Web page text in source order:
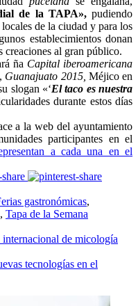
de la TAPA»,pudiendo
locales de la ciudad y para los
establecimientos donan
creaciones al gran público.
ña Capital iberoamericana
Guanajuato 2015, Méjico en
slogan «‘El taco es nuestra
durante estos días
a la web del ayuntamiento
participantes en el
a cada una en el
gastronómicas,
, Tapa de la Semana
internacional de micología
tecnologías en el